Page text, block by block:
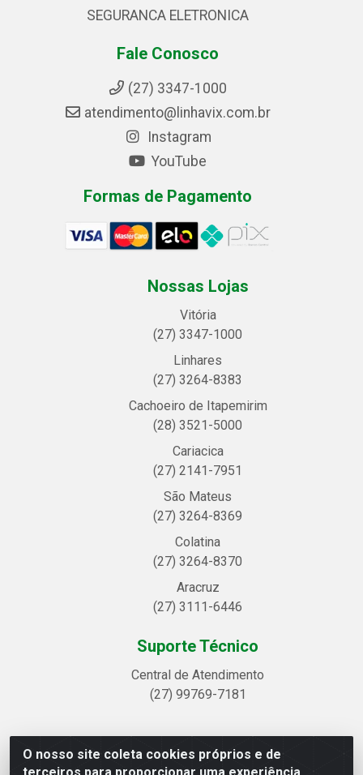
O nosso site coleta cookies próprios e de
SEGURANCA ELETRONICA
Fale Conosco
(27) 3347-1000
atendimento@linhavix.com.br
Instagram
YouTube
Formas de Pagamento
Nossas Lojas
Vitória
(27) 3347-1000
Linhares
(27) 3264-8383
Cachoeiro de Itapemirim
(28) 3521-5000
Cariacica
(27) 2141-7951
São Mateus
(27) 3264-8369
Colatina
(27) 3264-8370
Aracruz
(27) 3111-6446
Suporte Técnico
Central de Atendimento
(27) 99769-7181
Linhavix Distribuidora LTDA - Avenida Alegre, 2521 -